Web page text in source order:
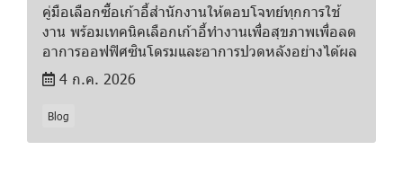
คู่มือเลือกซื้อเก้าอี้สำนักงานให้ตอบโจทย์ทุกการใช้
งาน พร้อมเทคนิคเลือกเก้าอี้ทำงานเพื่อสุขภาพเพื่อลด
อาการออฟฟิศซินโดรมและอาการปวดหลังอย่างได้ผล
4 ก.ค. 2026
Blog